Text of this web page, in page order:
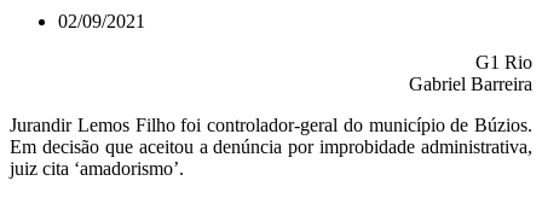
02/09/2021
G1 Rio
Gabriel Barreira
Jurandir Lemos Filho foi controlador-geral do município de Búzios.
Em decisão que aceitou a denúncia por improbidade administrativa,
juiz cita ‘amadorismo’.